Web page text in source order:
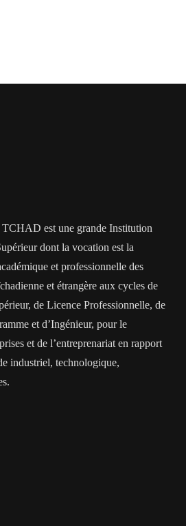
est une grande Institution
dont la vocation est la
et professionnelle des
et étrangère aux cycles de
de Licence Professionnelle, de
et d’Ingénieur, pour le
et de l’entreprenariat en rapport
industriel, technologique,